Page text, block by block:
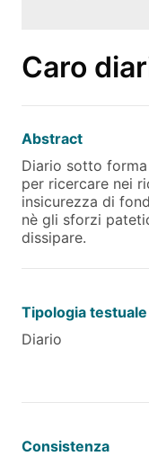
Caro
Abstract
Diario sotto
per ricercare nei
insicurezza di
nè gli sforzi
dissipare.
Tipologia testuale
Diario
Consistenza